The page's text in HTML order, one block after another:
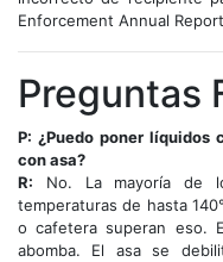
Enforcement Annual
Preguntas
P: ¿Puedo poner
con asa?
R: No. La mayoría de
temperaturas de hasta
o cafetera superan eso.
abomba. El asa se